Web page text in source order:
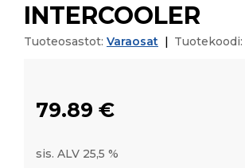
INTERCOOLER
Tuoteosastot: Varaosat Tuotekoodi:
79.89 €
sis. ALV 25,5 %